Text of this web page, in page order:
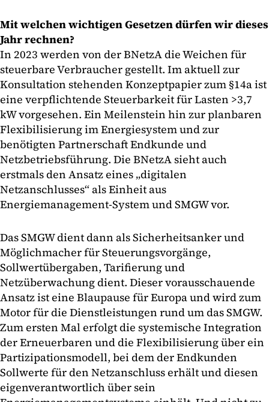
Mit welchen wichtigen Gesetzen dürfen wir dieses
Jahr rechnen?
In 2023 werden von der BNetzA die Weichen für
steuerbare Verbraucher gestellt. Im aktuell zur
Konsultation stehenden Konzeptpapier zum §14a ist
eine verpflichtende Steuerbarkeit für Lasten >3,7
kW vorgesehen. Ein Meilenstein hin zur planbaren
Flexibilisierung im Energiesystem und zur
benötigten Partnerschaft Endkunde und
Netzbetriebsführung. Die BNetzA sieht auch
erstmals den Ansatz eines „digitalen
Netzanschlusses“ als Einheit aus
Energiemanagement-System und SMGW vor.
Das SMGW dient dann als Sicherheitsanker und
Möglichmacher für Steuerungsvorgänge,
Sollwertübergaben, Tarifierung und
Netzüberwachung dient. Dieser vorausschauende
Ansatz ist eine Blaupause für Europa und wird zum
Motor für die Dienstleistungen rund um das SMGW.
Zum ersten Mal erfolgt die systemische Integration
der Erneuerbaren und die Flexibilisierung über ein
Partizipationsmodell, bei dem der Endkunden
Sollwerte für den Netzanschluss erhält und diesen
eigenverantwortlich über sein